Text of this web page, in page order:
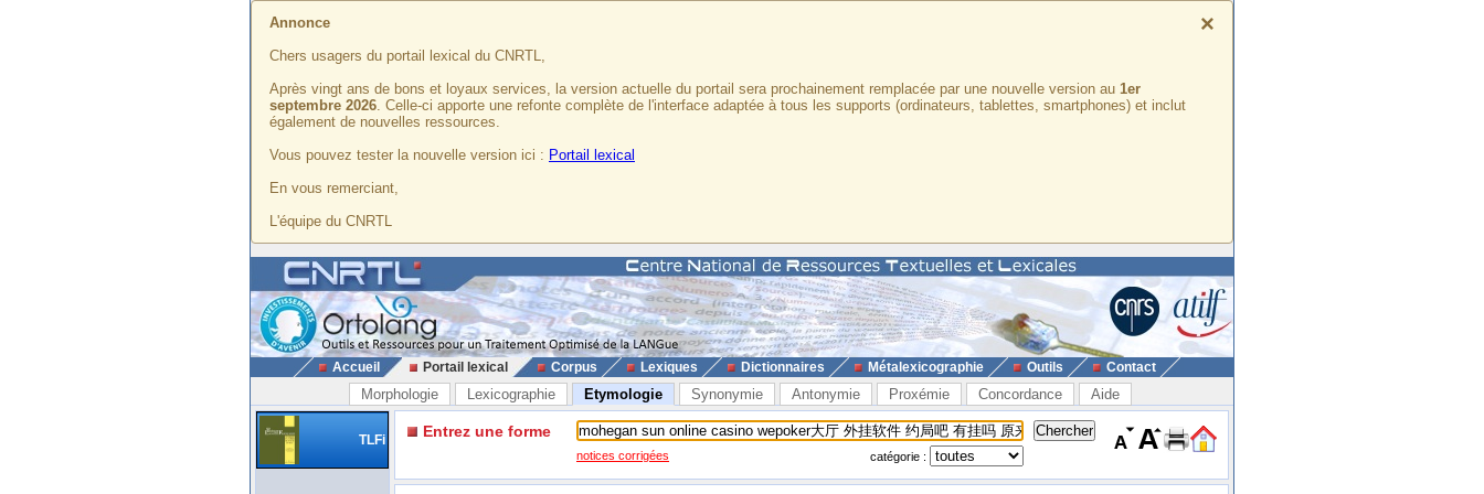
×
Annonce
Chers usagers du portail lexical du CNRTL,
Après vingt ans de bons et loyaux services, la version actuelle du portail sera prochainement remplacée par une nouvelle version au 1er
septembre 2026. Celle-ci apporte une refonte complète de l'interface adaptée à tous les supports (ordinateurs, tablettes, smartphones) et inclut
également de nouvelles ressources.
Vous pouvez tester la nouvelle version ici : Portail lexical
En vous remerciant,
L'équipe du CNRTL
Accueil Portail lexical Corpus Lexiques Dictionnaires Métalexicographie Outils Contact
Morphologie Lexicographie Etymologie Synonymie Antonymie Proxémie Concordance Aide
TLFi Entrez une forme
notices corrigées catégorie :